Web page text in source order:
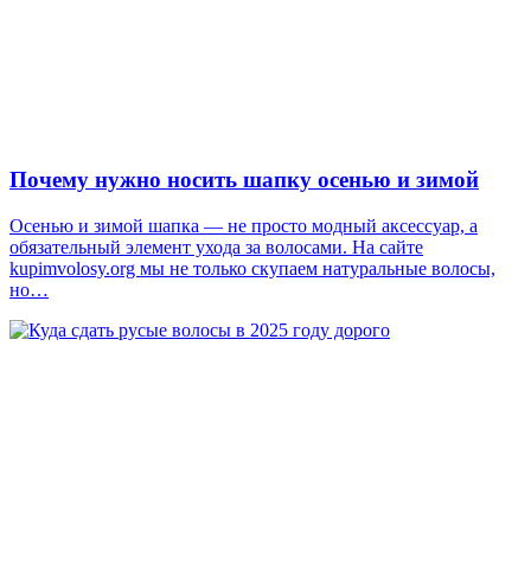
Почему нужно носить шапку осенью и зимой
Осенью и зимой шапка — не просто модный аксессуар, а
обязательный элемент ухода за волосами. На сайте
kupimvolosy.org мы не только скупаем натуральные волосы,
но…